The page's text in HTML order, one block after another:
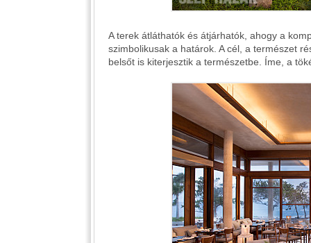
A terek átláthatók és átjárhatók, ahogy a
szimbolikusak a határok. A cél, a természet
belsőt is kiterjesztik a természetbe. Íme, a